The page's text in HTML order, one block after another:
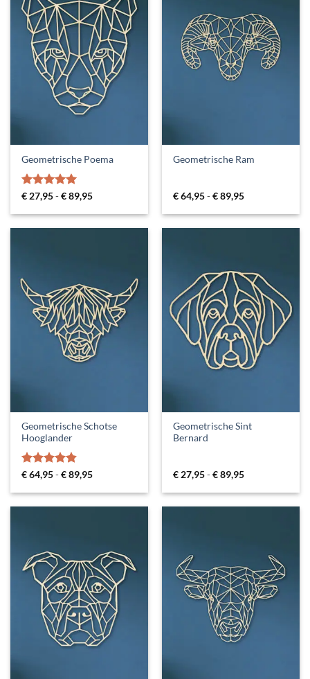
Geometrische Poema
Gewaardeerd
€ 27,95-€89,95Prijsklasse:
tot
Geometrische Ram
€64,95-€89,95Prijsklasse:
tot
Geometrische Schotse
Hooglander
Gewaardeerd
€64,95-€89,95Prijsklasse:
tot
Geometrische Sint
Bernard
€ 27,95-€89,95Prijsklasse:
tot